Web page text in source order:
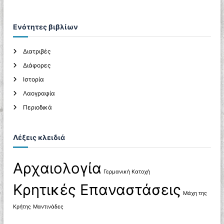
Ενότητες βιβλίων
Διατριβές
Διάφορες
Ιστορία
Λαογραφία
Περιοδικά
Λέξεις κλειδιά
Αρχαιολογία Γερμανική Κατοχή
Κρητικές Επαναστάσεις Μάχη της
Κρήτης Μαντινάδες